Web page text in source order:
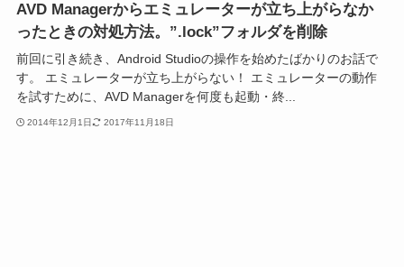
AVD Managerからエミュレーターが立ち上がらなか
ったときの対処方法。”.lock”フォルダを削除
前回に引き続き、Android Studioの操作を始めたばかりのお話で
す。 エミュレーターが立ち上がらない！ エミュレーターの動作
を試すために、AVD Managerを何度も起動・終...
2014年12月1日 2017年11月18日